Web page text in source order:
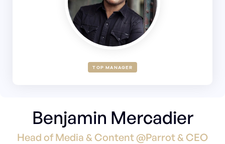
TOP MANAGER
Benjamin Mercadier
Head of Media & Content @Parrot & CEO